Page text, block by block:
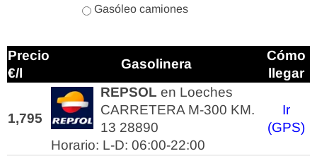
Gasóleo camiones
Precio
€/l
Gasolinera
Cómo
llegar
1,795
REPSOL en Loeches
CARRETERA M-300 KM.
13 28890
Horario: L-D: 06:00-22:00
Ir
(GPS)